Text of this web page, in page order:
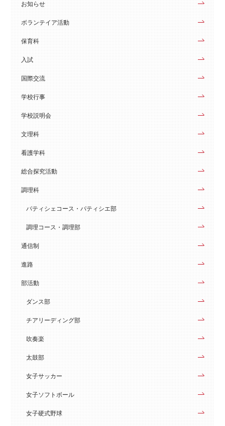
お知らせ
ボランテイア活動
保育科
入試
国際交流
学校行事
学校説明会
文理科
看護学科
総合探究活動
調理科
パティシェコース・パティシエ部
調理コース・調理部
通信制
進路
部活動
ダンス部
チアリーディング部
吹奏楽
太鼓部
女子サッカー
女子ソフトボール
女子硬式野球